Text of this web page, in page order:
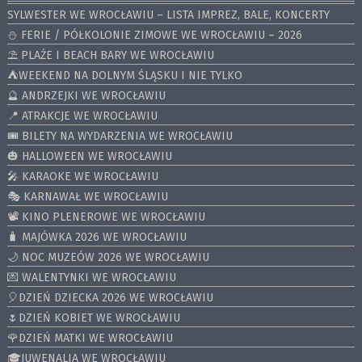
SYLWESTER WE WROCŁAWIU – LISTA IMPREZ, BALE, KONCERTY
⛄️ FERIE / PÓŁKOLONIE ZIMOWE WE WROCŁAWIU – 2026
⛱️ PLAŻE I BEACH BARY WE WROCŁAWIU
⛺️WEEKEND NA DOLNYM ŚLĄSKU I NIE TYLKO
🔮 ANDRZEJKI WE WROCŁAWIU
📍 ATRAKCJE WE WROCŁAWIU
🎟️ BILETY NA WYDARZENIA WE WROCŁAWIU
🎃 HALLOWEEN WE WROCŁAWIU
🎤 KARAOKE WE WROCŁAWIU
🎭 KARNAWAŁ WE WROCŁAWIU
📽️ KINO PLENEROWE WE WROCŁAWIU
🧳 MAJÓWKA 2026 WE WROCŁAWIU
🌙 NOC MUZEÓW 2026 WE WROCŁAWIU
💌 WALENTYNKI WE WROCŁAWIU
🎈DZIEŃ DZIECKA 2026 WE WROCŁAWIU
🌷DZIEŃ KOBIET WE WROCŁAWIU
🌹DZIEŃ MATKI WE WROCŁAWIU
🎓JUWENALIA WE WROCŁAWIU